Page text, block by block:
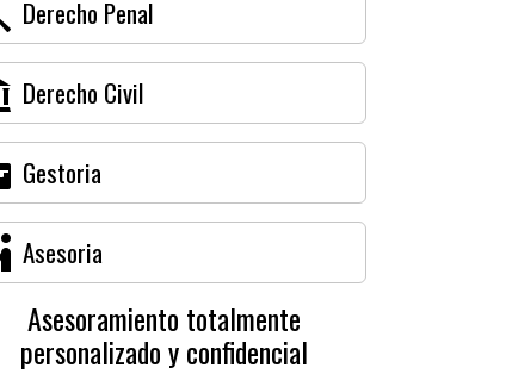
Derecho Penal
Derecho Civil
Gestoria
Asesoria
Asesoramiento totalmente
personalizado y confidencial